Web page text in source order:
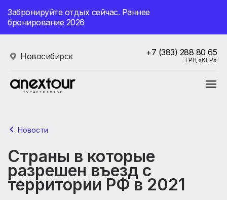
Забронируйте отдых сейчас. Раннее
бронирование 2026
Новосибирск +7 (383) 288 80 65
ТРЦ «KLP»
Новости
Страны в которые
разрешен въезд с
территории РФ в 2021